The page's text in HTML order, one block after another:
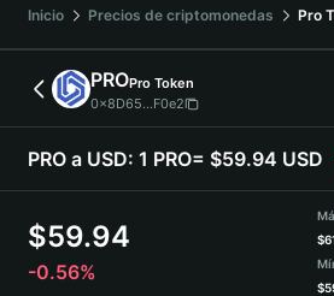
Français
Deutsch
简体中文
繁體中文
Português (Portugal)
Bahasa Indonesia
ภาษาไทย
Español
Inicio Precios de criptomonedas Pro
PROPro Token
0x8D65...F0e2
PRO a USD: 1 PRO= $59.94 USD
$59.94
-0.56%
$
$